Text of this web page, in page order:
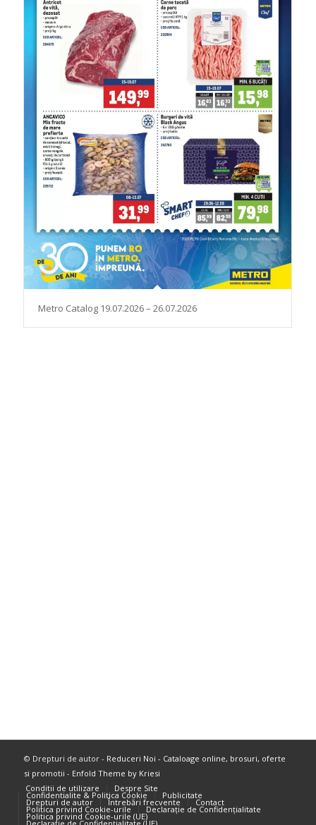
Metro Catalog 19.07.2026 – 26.07.2026
© Drepturi de autor - Reduceri Noi - Cataloage online, brosuri, oferte
si promotii - Enfold Theme by Kriesi
Conditii de utilizare
Despre Site
Confidentialite & Politica Cookie Publicitate
Drepturi de autor Întrebări frecvente Contact
Politica privind Cookie-urile Declarație de Confidențialitate
Politica privind Cookie-urile (UE)